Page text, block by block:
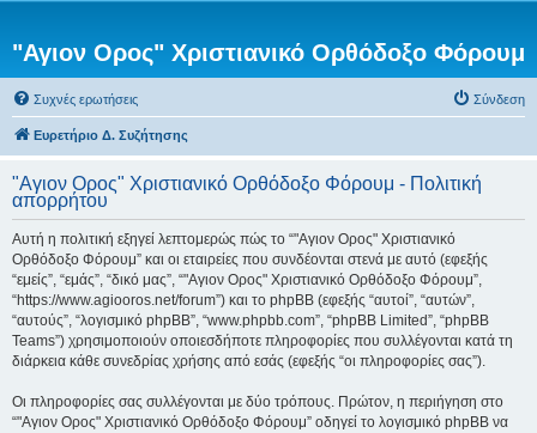
"Αγιον Ορος" Χριστιανικό Ορθόδοξο Φόρουμ
Συχνές ερωτήσεις Σύνδεση
Ευρετήριο Δ. Συζήτησης
"Αγιον Ορος" Χριστιανικό Ορθόδοξο Φόρουμ - Πολιτική
απορρήτου
Αυτή η πολιτική εξηγεί λεπτομερώς πώς το “"Αγιον Ορος" Χριστιανικό
Ορθόδοξο Φόρουμ” και οι εταιρείες που συνδέονται στενά με αυτό (εφεξής
“εμείς”, “εμάς”, “δικό μας”, “"Αγιον Ορος" Χριστιανικό Ορθόδοξο Φόρουμ”,
“https://www.agiooros.net/forum”) και το phpBB (εφεξής “αυτοί”, “αυτών”,
“αυτούς”, “λογισμικό phpBB”, “www.phpbb.com”, “phpBB Limited”, “phpBB
Teams”) χρησιμοποιούν οποιεσδήποτε πληροφορίες που συλλέγονται κατά τη
διάρκεια κάθε συνεδρίας χρήσης από εσάς (εφεξής “οι πληροφορίες σας”).
Οι πληροφορίες σας συλλέγονται με δύο τρόπους. Πρώτον, η περιήγηση στο
“"Αγιον Ορος" Χριστιανικό Ορθόδοξο Φόρουμ” οδηγεί το λογισμικό phpBB να